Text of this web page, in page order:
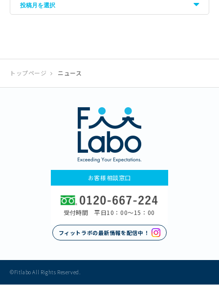
トップページ ニュース
お客様相談窓口
受付時間 平日10：00〜15：00
フィットラボの最新情報を配信中！
©Fitlabo All Rights Reserved.